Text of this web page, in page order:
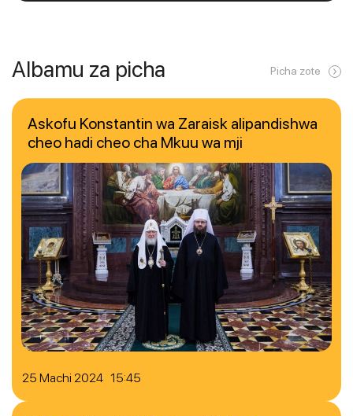
Albamu za picha Picha zote
25 Machi 2024 15:45
Askofu Konstantin wa Zaraisk alipandishwa
cheo hadi cheo cha Mkuu wa mji